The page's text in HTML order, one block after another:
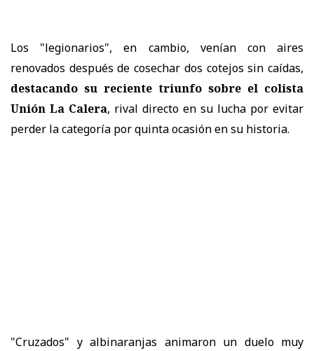
Los "legionarios", en cambio, venían con aires
renovados después de cosechar dos cotejos sin caídas,
destacando su reciente triunfo sobre el colista
Unión La Calera, rival directo en su lucha por evitar
perder la categoría por quinta ocasión en su historia.
"Cruzados" y albinaranjas animaron un duelo muy